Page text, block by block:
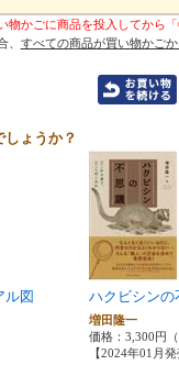
物かごに商品を投入してから
、 すべての商品が買い物かご
ょうか？
図
ハクビシンの
増田隆一
価格：3,300円
【2024年01月